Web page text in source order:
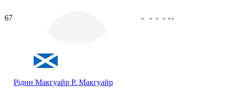
67
Ріднн Макгуайр Р. Макгуайр
- - - - --